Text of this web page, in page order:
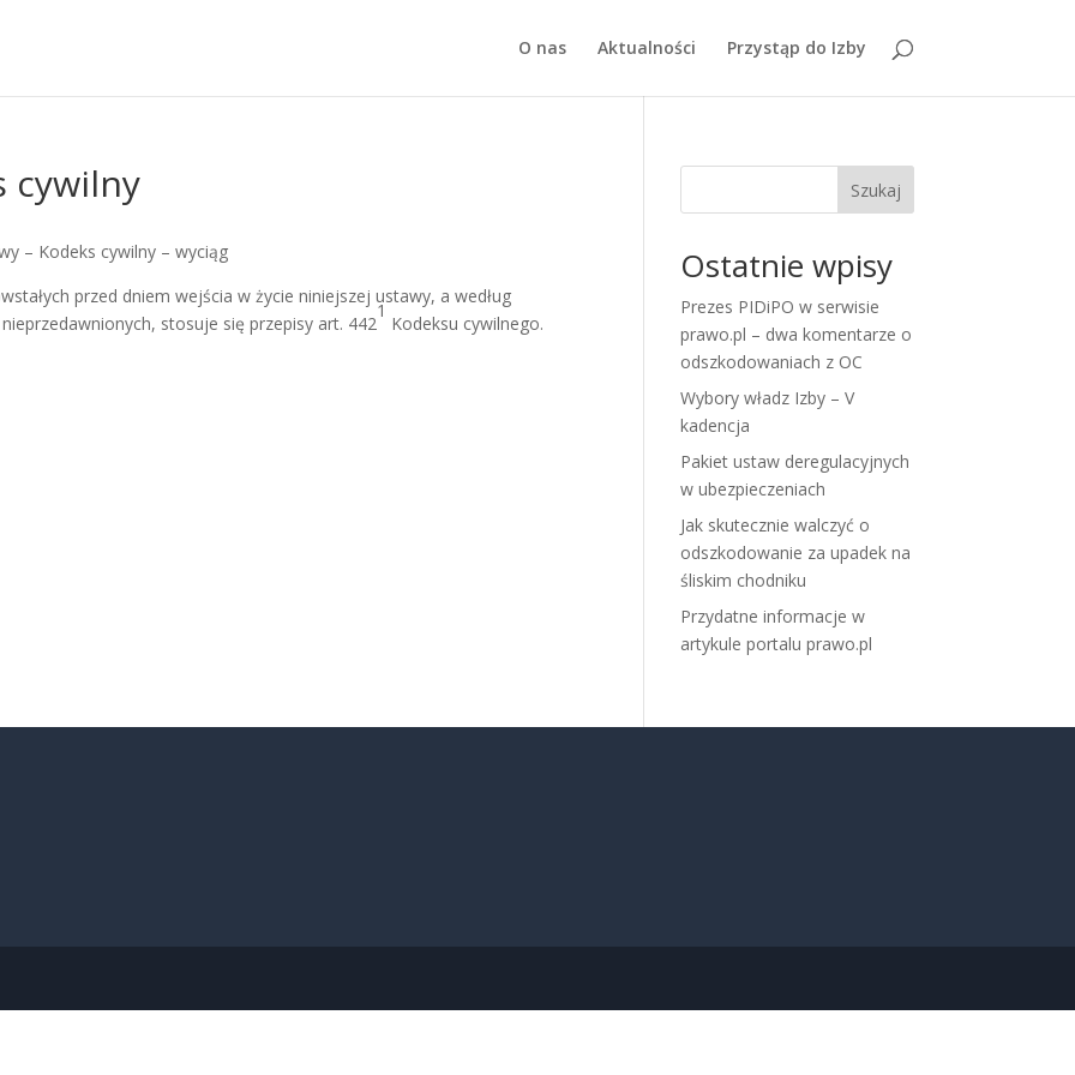
O nas Aktualności Przystąp do Izby
cywilny
– Kodeks cywilny – wyciąg
przed dniem wejścia w życie niniejszej ustawy, a według
stosuje się przepisy art. 442
1
Kodeksu cywilnego.
Szukaj
Ostatnie wpisy
Prezes PIDiPO w serwisie
prawo.pl – dwa komentarze o
odszkodowaniach z OC
Wybory władz Izby – V
kadencja
Pakiet ustaw deregulacyjnych
w ubezpieczeniach
Jak skutecznie walczyć o
odszkodowanie za upadek na
śliskim chodniku
Przydatne informacje w
artykule portalu prawo.pl